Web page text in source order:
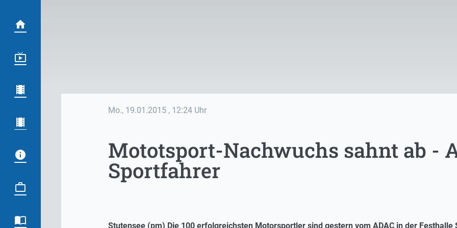
Mo., 19.01.2015 , 12:24 Uhr
Mototsport-Nachwuchs sahnt ab -
Sportfahrer
Stutensee (pm) Die 100 erfolgreichsten Motorsportler sind gestern vom ADAC in der